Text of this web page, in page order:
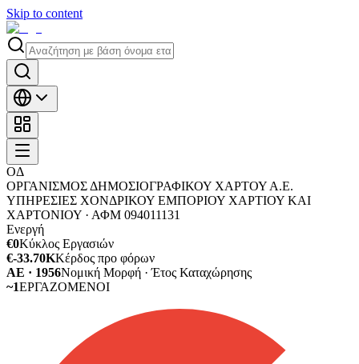
Skip to content
ΟΔ
ΟΡΓΑΝΙΣΜΟΣ ΔΗΜΟΣΙΟΓΡΑΦΙΚΟΥ ΧΑΡΤΟΥ Α.Ε.
ΥΠΗΡΕΣΙΕΣ ΧΟΝΔΡΙΚΟΥ ΕΜΠΟΡΙΟΥ ΧΑΡΤΙΟΥ ΚΑΙ
ΧΑΡΤΟΝΙΟΥ · ΑΦΜ 094011131
Ενεργή
€0Κύκλος Εργασιών
€-33.70KΚέρδος προ φόρων
ΑΕ · 1956Νομική Μορφή · Έτος Καταχώρησης
~1ΕΡΓΑΖΟΜΕΝΟΙ